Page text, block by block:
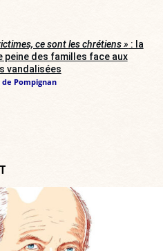
ce sont les chrétiens » : la
peine des familles face aux
vandalisées
Pompignan